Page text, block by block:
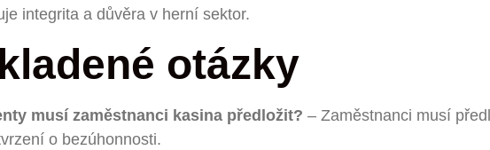
integrita a důvěra v herní sektor.
otázky
musí zaměstnanci kasina předložit? – Zaměstnanci musí
o bezúhonnosti.